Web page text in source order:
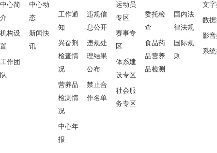
中心简
介
机构设
置
工作团
队
中心动
态
新闻快
讯
工作通
知
兴奋剂
检查情
况
营养品
检测情
况
中心年
报
违规信
息公开
违规处
理结果
公布
禁止合
作名单
运动员
专区
赛事专
区
体系建
设专区
社会服
务专区
委托检
查
食品药
品营养
品检测
国内法
律法规
国际规
则
文
数
影
系